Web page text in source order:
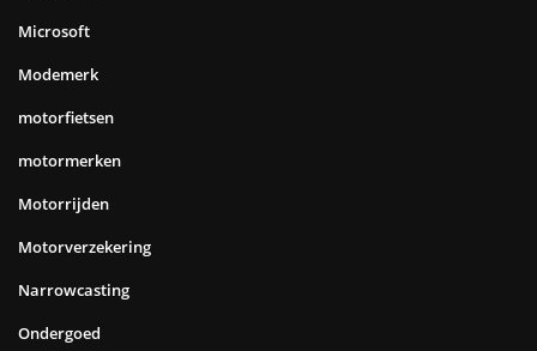
Microsoft
Modemerk
motorfietsen
motormerken
Motorrijden
Motorverzekering
Narrowcasting
Ondergoed